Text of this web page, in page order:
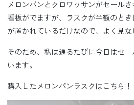
メロンパンとクロワッサンがセール
看板がでますが、ラスクが半額のと
が置かれているだけなので、よく見な
そのため、私は通るたびに今日はセ
います。
購入したメロンパンラスクはこちら！